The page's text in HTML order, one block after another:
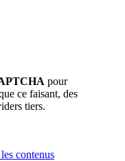
pour
ce faisant, des
tiers.
contenus